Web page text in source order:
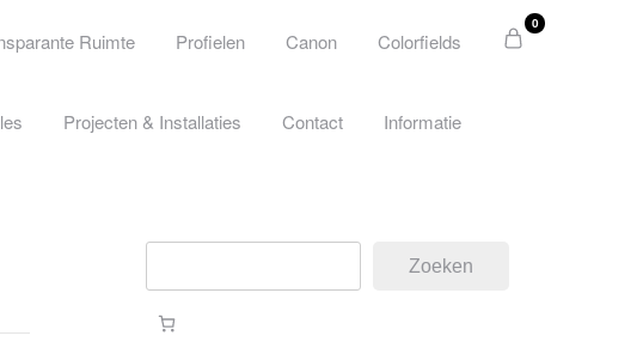
Ruimte Profielen Canon Colorfields
Projecten & Installaties Contact Informatie
0
Zoeken